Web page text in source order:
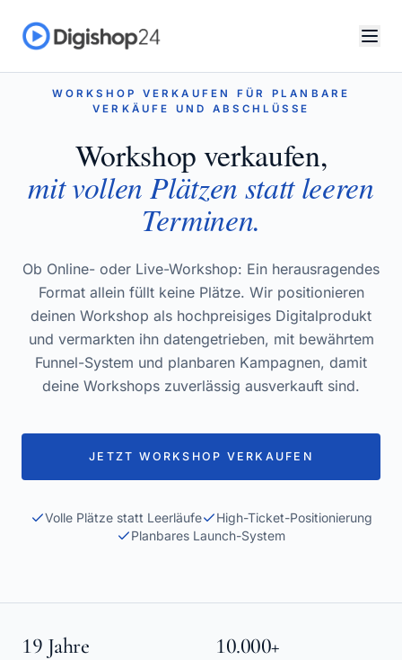
WORKSHOP VERKAUFEN FÜR PLANBARE
VERKÄUFE UND ABSCHLÜSSE
Workshop verkaufen,
mit vollen Plätzen statt leeren
Terminen.
Ob Online- oder Live-Workshop: Ein herausragendes
Format allein füllt keine Plätze. Wir positionieren
deinen Workshop als hochpreisiges Digitalprodukt
und vermarkten ihn datengetrieben, mit bewährtem
Funnel-System und planbaren Kampagnen, damit
deine Workshops zuverlässig ausverkauft sind.
JETZT WORKSHOP VERKAUFEN
Volle Plätze statt Leerläufe
High-Ticket-Positionierung
Planbares Launch-System
19 Jahre 10.000+